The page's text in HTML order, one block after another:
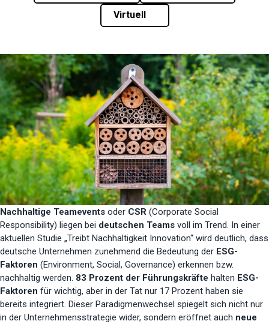
Virtuell
Nachhaltige Teamevents oder CSR (Corporate Social
Responsibility) liegen bei deutschen Teams voll im Trend. In einer
aktuellen Studie „Treibt Nachhaltigkeit Innovation“ wird deutlich, dass
deutsche Unternehmen zunehmend die Bedeutung der ESG-
Faktoren (Environment, Social, Governance) erkennen bzw.
nachhaltig werden. 83 Prozent der Führungskräfte halten ESG-
Faktoren für wichtig, aber in der Tat nur 17 Prozent haben sie
bereits integriert. Dieser Paradigmenwechsel spiegelt sich nicht nur
in der Unternehmensstrategie wider, sondern eröffnet auch neue